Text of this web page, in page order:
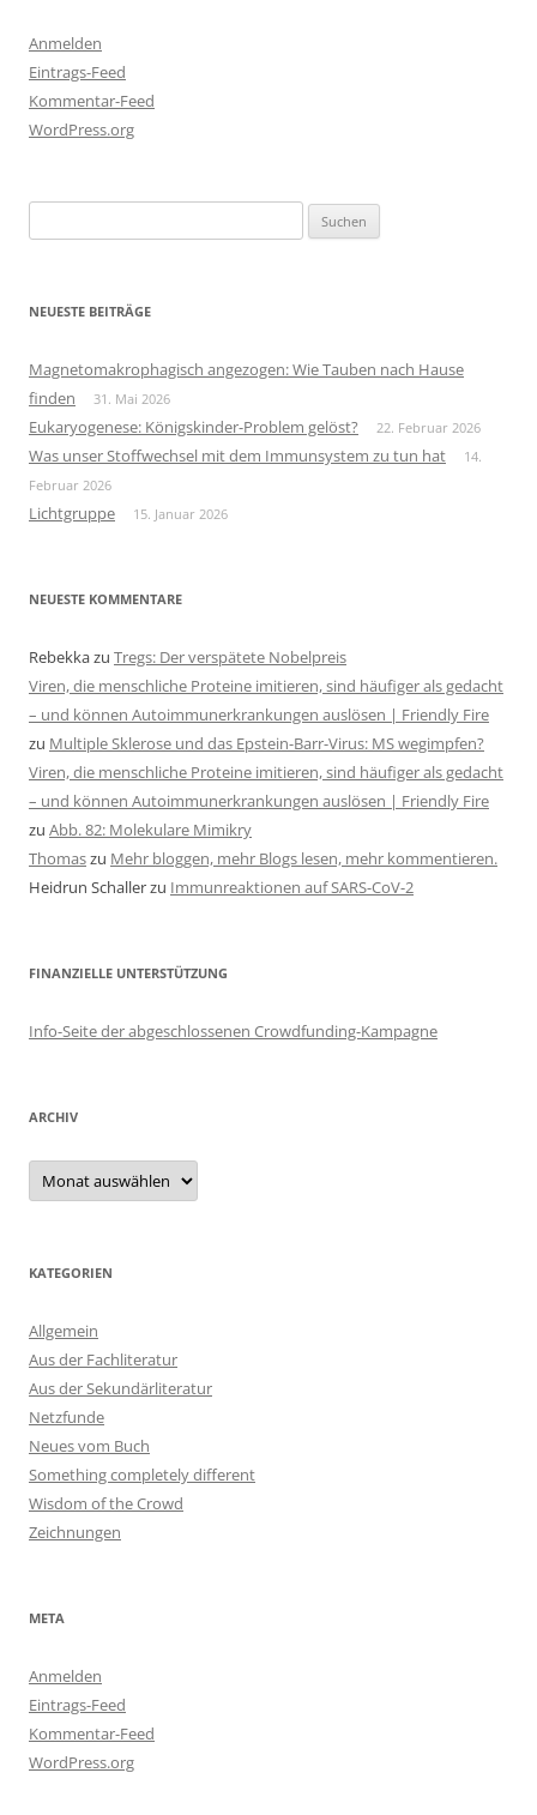
Anmelden
Eintrags-Feed
Kommentar-Feed
WordPress.org
nach:
NEUESTE BEITRÄGE
Magnetomakrophagisch angezogen: Wie Tauben nach Hause
finden
31. Mai 2026
Eukaryogenese: Königskinder-Problem gelöst? 22. Februar 2026
Was unser Stoffwechsel mit dem Immunsystem zu tun hat
14.
Februar 2026
Lichtgruppe 15. Januar 2026
NEUESTE KOMMENTARE
Rebekkazu Tregs: Der verspätete Nobelpreis
Viren, die menschliche Proteine imitieren, sind häufiger als gedacht
– und können Autoimmunerkrankungen auslösen | Friendly Fire
zu Multiple Sklerose und das Epstein-Barr-Virus: MS wegimpfen?
Viren, die menschliche Proteine imitieren, sind häufiger als gedacht
– und können Autoimmunerkrankungen auslösen | Friendly Fire
zu Abb. 82: Molekulare Mimikry
Thomaszu Mehr bloggen, mehr Blogs lesen, mehr kommentieren.
Heidrun Schallerzu Immunreaktionen auf SARS-CoV-2
FINANZIELLE UNTERSTÜTZUNG
Info-Seite der abgeschlossenen Crowdfunding-Kampagne
ARCHIV
Archiv
KATEGORIEN
Allgemein
Aus der Fachliteratur
Aus der Sekundärliteratur
Netzfunde
Neues vom Buch
Something completely different
Wisdom of the Crowd
Zeichnungen
META
Anmelden
Eintrags-Feed
Kommentar-Feed
WordPress.org